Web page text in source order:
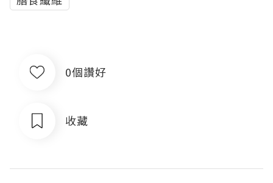
0個讚好
收藏